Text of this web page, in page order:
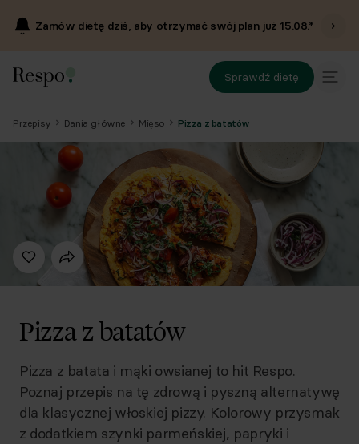
Zamów dietę dziś, aby otrzymać swój plan już15.08.*
Sprawdź dietę
Przepisy Dania główne Mięso Pizza z batatów
Pizza z batatów
Pizza z batata i mąki owsianej to hit Respo.
Poznaj przepis na tę zdrową i pyszną alternatywę
dla klasycznej włoskiej pizzy. Kolorowy przysmak
z dodatkiem szynki parmeńskiej, papryki i